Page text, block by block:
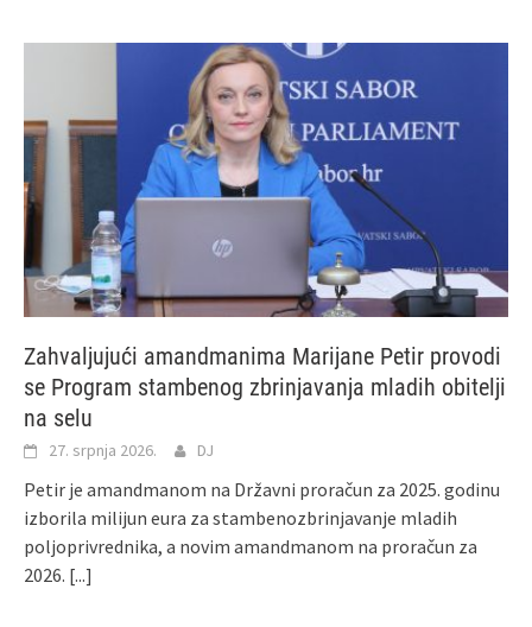
Zahvaljujući amandmanima Marijane Petir provodi
se Program stambenog zbrinjavanja mladih obitelji
na selu
27. srpnja 2026. DJ
Petir je amandmanom na Državni proračun za 2025. godinu
izborila milijun eura za stambenozbrinjavanje mladih
poljoprivrednika, a novim amandmanom na proračun za
2026. [...]